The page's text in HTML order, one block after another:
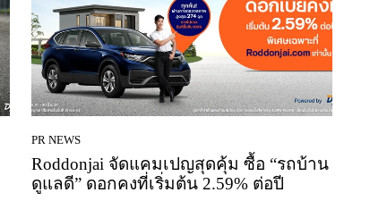
PR NEWS
Roddonjai จัดแคมเปญสุดคุ้ม ซื้อ “รถบ้าน
ดูแลดี” ดอกคงที่เริ่มต้น 2.59% ต่อปี